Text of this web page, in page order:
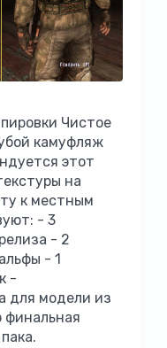
Чистое
камуфляж
этот
на
к местным
- 3
- 2
- 1
-
для модели из
финальная